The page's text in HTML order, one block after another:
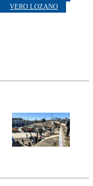
VERO LOZANO